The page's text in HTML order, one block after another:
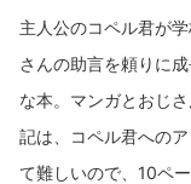
主人公のコペル君が
さんの助言を頼りに
な本。マンガとおじ
記は、コペル君への
て難しいので、10ペ